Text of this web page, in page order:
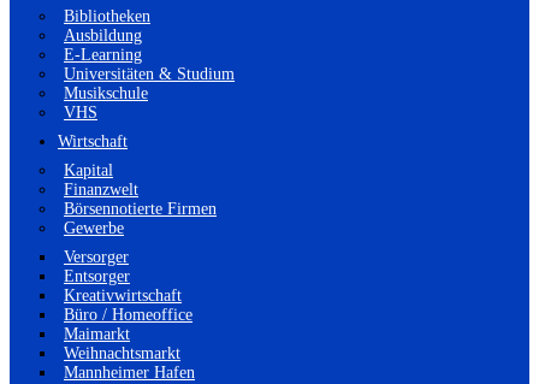
Bibliotheken
Ausbildung
E-Learning
Universitäten & Studium
Musikschule
VHS
Wirtschaft
Kapital
Finanzwelt
Börsennotierte Firmen
Gewerbe
Versorger
Entsorger
Kreativwirtschaft
Büro / Homeoffice
Maimarkt
Weihnachtsmarkt
Mannheimer Hafen